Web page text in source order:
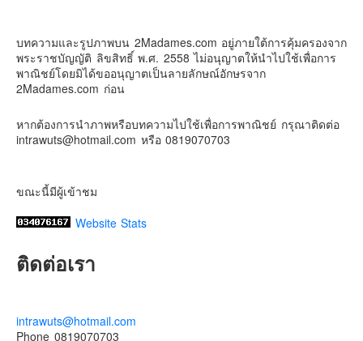
ปล. ขอบคุณเสื้อทีมน่ารักๆจากBabyLovett เสื้อผ้าเด็ก
#รักใครให้พาไปดิสนีย์แลนด์ #hongkongdisneyland
#discoverhongkong #hongkongsummerfu
Photo
View on Facebook
บทความและรูปภาพบน 2Madames.com อยู่ภายใต้การคุ้มครองจาก
พระราชบัญญัติ ลิขสิทธิ์ พ.ศ. 2558 ไม่อนุญาตให้นำไปใช้เพื่อการ
พาณิชย์โดยมิได้ขออนุญาตเป็นลายลักษณ์อักษรจาก
2Madames.com ก่อน
หากต้องการนำภาพหรือบทความไปใช้เพื่อการพาณิชย์ กรุณาติดต่อ
intrawuts@hotmail.com หรือ 0819070703
ขณะนี้มีผู้เข้าชม
Website Stats
ติดต่อเรา
intrawuts@hotmail.com
Phone 0819070703